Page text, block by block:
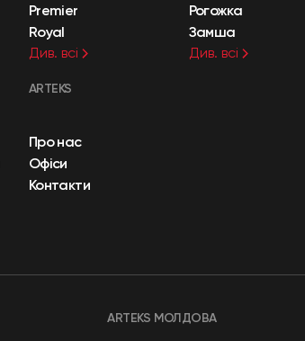
Premier
Royal
Див. всі
Рогожка
Замша
Див. всі
ARTEKS
Про нас
Офіси
Контакти
ARTEKS МОЛДОВА